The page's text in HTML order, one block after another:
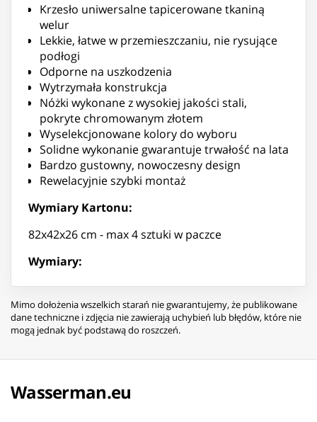
Krzesło uniwersalne tapicerowane tkaniną
welur
Lekkie, łatwe w przemieszczaniu, nie rysujące
podłogi
Odporne na uszkodzenia
Wytrzymała konstrukcja
Nóżki wykonane z wysokiej jakości stali,
pokryte chromowanym złotem
Wyselekcjonowane kolory do wyboru
Solidne wykonanie gwarantuje trwałość na lata
Bardzo gustowny, nowoczesny design
Rewelacyjnie szybki montaż
Wymiary Kartonu:
82x42x26 cm - max 4 sztuki w paczce
Wymiary:
Mimo dołożenia wszelkich starań nie gwarantujemy, że publikowane
dane techniczne i zdjęcia nie zawierają uchybień lub błędów, które nie
mogą jednak być podstawą do roszczeń.
Wasserman.eu